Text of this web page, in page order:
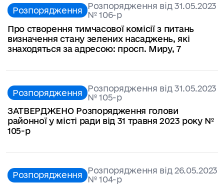
Розпорядження Розпорядження від 31.05.2023
№ 106-р
Про створення тимчасової комісії з питань
визначення стану зелених насаджень, які
знаходяться за адресою: просп. Миру, 7
Розпорядження Розпорядження від 31.05.2023
№ 105-р
ЗАТВЕРДЖЕНО Розпорядження голови
районної у місті ради від 31 травня 2023 року №
105-р
Розпорядження Розпорядження від 26.05.2023
№ 104-р